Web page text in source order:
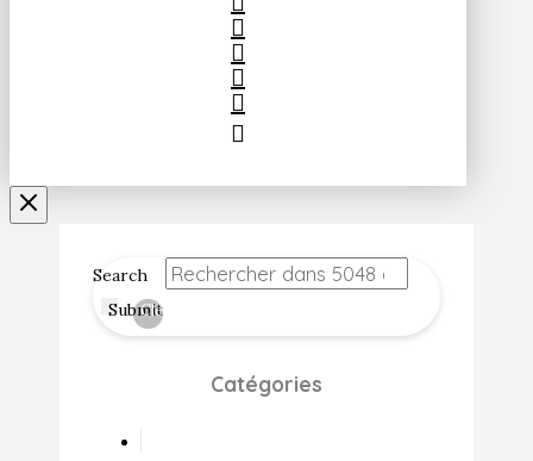
Search
Submit
Clear
Catégories